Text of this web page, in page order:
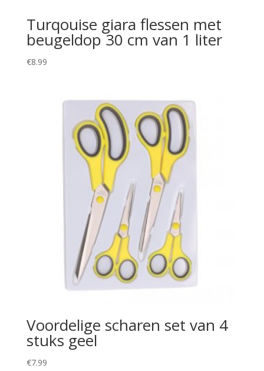
Turqouise giara flessen met
beugeldop 30 cm van 1 liter
€8.99
Voordelige scharen set van 4
stuks geel
€7.99